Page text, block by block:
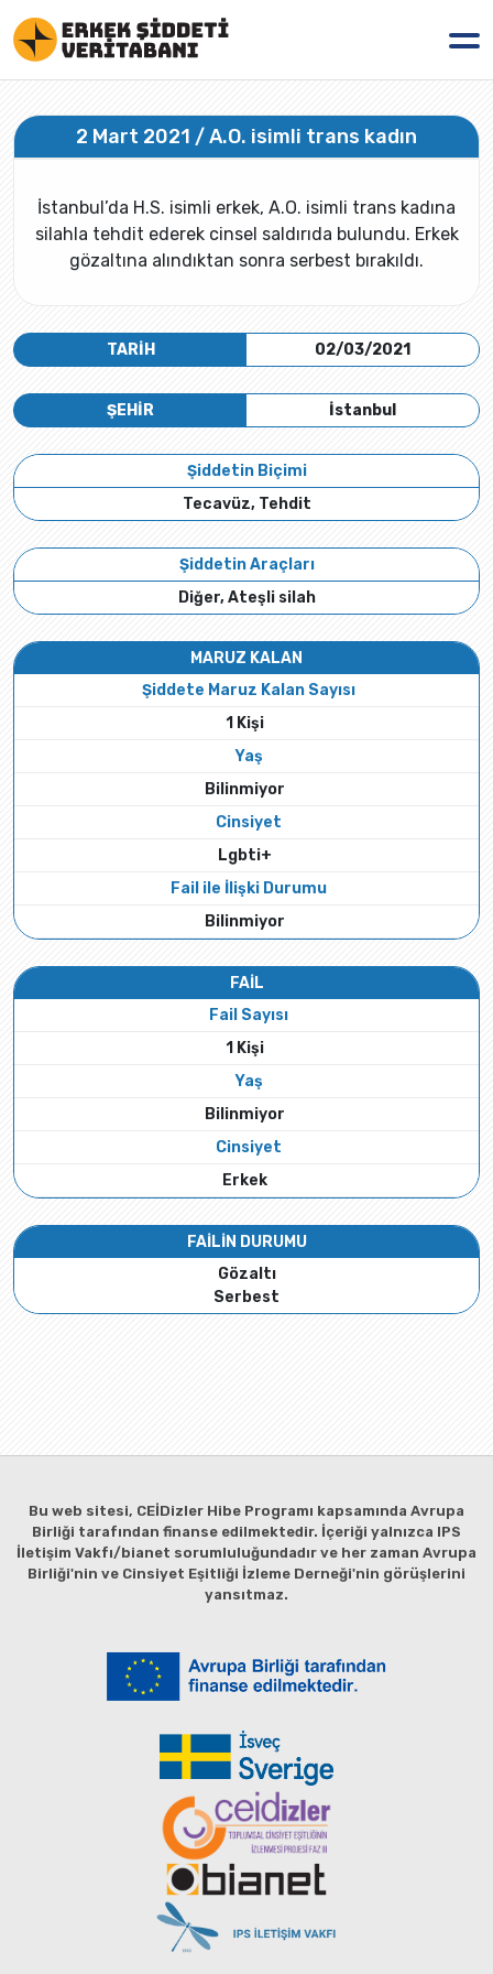
2 Mart 2021 / A.O. isimli trans kadın
İstanbul’da H.S. isimli erkek, A.O. isimli trans kadına
silahla tehdit ederek cinsel saldırıda bulundu. Erkek
gözaltına alındıktan sonra serbest bırakıldı.
TARİH 02/03/2021
İstanbul
ŞEHİR
Şiddetin Biçimi
Tecavüz, Tehdit
Şiddetin Araçları
Diğer, Ateşli silah
MARUZ KALAN
Şiddete Maruz Kalan Sayısı
1 Kişi
Yaş
Bilinmiyor
Cinsiyet
Lgbti+
Fail ile İlişki Durumu
Bilinmiyor
FAİL
Fail Sayısı
1 Kişi
Yaş
Bilinmiyor
Cinsiyet
Erkek
FAİLİN DURUMU
Gözaltı
Serbest
Bu web sitesi, CEİDizler Hibe Programı kapsamında Avrupa
Birliği tarafından finanse edilmektedir. İçeriği yalnızca IPS
İletişim Vakfı/bianet sorumluluğundadır ve her zaman Avrupa
Birliği'nin ve Cinsiyet Eşitliği İzleme Derneği'nin görüşlerini
yansıtmaz.